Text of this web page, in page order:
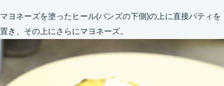
マヨネーズを塗ったヒール(バンズの下側)の上に直接パティを
置き、その上にさらにマヨネーズ。